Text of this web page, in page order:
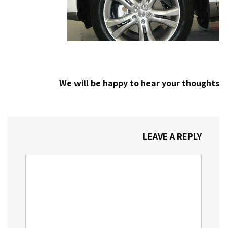
We will be happy to hear your thoughts
LEAVE A REPLY